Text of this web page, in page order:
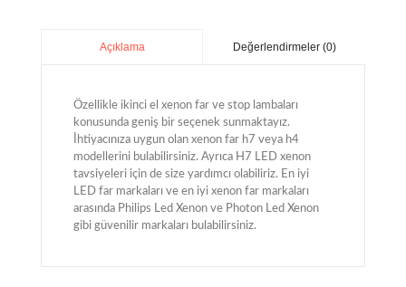
Açıklama Değerlendirmeler (0)
Özellikle ikinci el xenon far ve stop lambaları
konusunda geniş bir seçenek sunmaktayız.
İhtiyacınıza uygun olan xenon far h7 veya h4
modellerini bulabilirsiniz. Ayrıca H7 LED xenon
tavsiyeleri için de size yardımcı olabiliriz. En iyi
LED far markaları ve en iyi xenon far markaları
arasında Philips Led Xenon ve Photon Led Xenon
gibi güvenilir markaları bulabilirsiniz.